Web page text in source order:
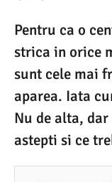
0
2
0
2
7
.
1
Pentru ca o
strica in orice
sunt cele mai
aparea. Iata
Nu de alta,
astepti si ce